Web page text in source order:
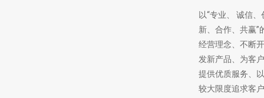
以“专业、 诚信、
新、合作、共赢”
经营理念、不断开
发新产品、为客户
提供优质服务、以
较大限度追求客户